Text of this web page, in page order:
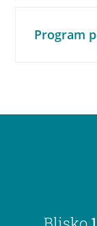
Program